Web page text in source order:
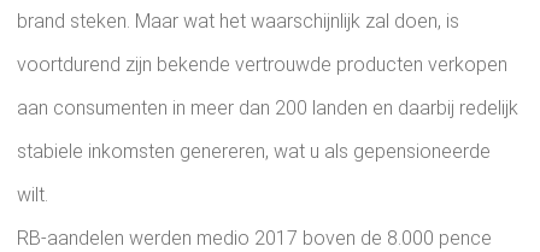
brand steken. Maar wat het waarschijnlijk zal doen, is
voortdurend zijn bekende vertrouwde producten verkopen
aan consumenten in meer dan 200 landen en daarbij redelijk
stabiele inkomsten genereren, wat u als gepensioneerde
wilt.
RB-aandelen werden medio 2017 boven de 8.000 pence